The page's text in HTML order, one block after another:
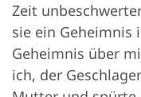
Zeit
sie ein Geheimnis
Geheimnis über
ich, der